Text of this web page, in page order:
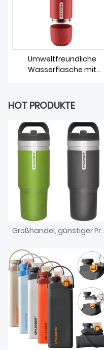
Umweltfreundliche
Wasserflasche mit
HOT PRODUKTE
Großhandel, günstiger Preis, doppelwandiger, isolierter